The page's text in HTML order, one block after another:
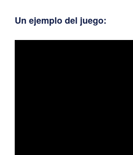
Un ejemplo del juego: